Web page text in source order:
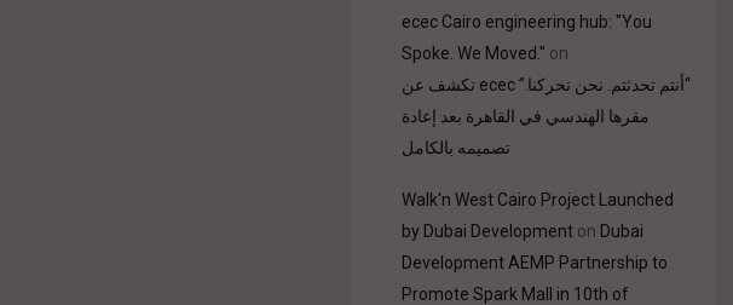
ecec Cairo engineering hub: "You
Spoke. We Moved." on
“أنتم تحدثتم. نحن تحركنا.” ecec تكشف عن
مقرها الهندسي في القاهرة بعد إعادة
تصميمه بالكامل
Walk'n West Cairo Project Launched
by Dubai Development on Dubai
Development AEMP Partnership to
Promote Spark Mall in 10th of